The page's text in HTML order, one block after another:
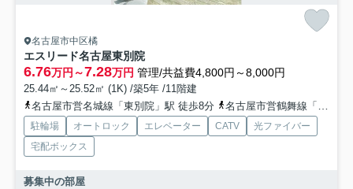
名古屋市中区橘
エスリード名古屋東別院
6.76万円～7.28万円 管理/共益費4,800円～8,000円
25.44㎡～25.52㎡ (1K) /築5年 /11階建
名古屋市営名城線「東別院」駅 徒歩8分
名古屋市営鶴舞線「上前津」駅 徒歩12分
駐輪場 オートロック エレベーター CATV
光ファイバー
宅配ボックス
募集中の部屋